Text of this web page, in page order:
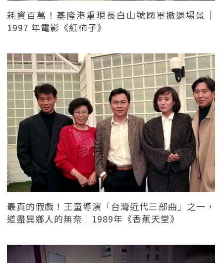
耗資百萬！基隆港重現長白山號國軍撤退場景｜
1997 年電影《紅柿子》
最真的假戲！王童導演「台灣近代三部曲」之一，
道盡異鄉人的無奈｜1989年《香蕉天堂》